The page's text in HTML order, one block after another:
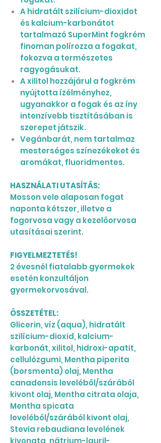
A hidratált szilícium-dioxidot
és kalcium-karbonátot
tartalmazó SuperMint fogkrém
finoman polírozza a fogakat,
fokozva a természetes
ragyogásukat.
A xilitol hozzájárul a fogkrém
nyújtotta ízélményhez,
ugyanakkor a fogak és az íny
intenzívebb tisztításában is
szerepet játszik.
Vegánbarát, nem tartalmaz
mesterséges színezékeket és
aromákat, fluoridmentes.
HASZNÁLATI UTASÍTÁS:
Mosson vele alaposan fogat
naponta kétszer, illetve a
fogorvosa vagy a kezelőorvosa
utasításai szerint.
FIGYELMEZTETÉS!
2 évesnél fiatalabb gyermekek
esetén konzultáljon
gyermekorvosával.
ÖSSZETÉTEL:
Glicerin, víz (aqua), hidratált
szilícium-dioxid, kalcium-
karbonát, xilitol, hidroxi-apatit,
cellulózgumi, Mentha piperita
(borsmenta) olaj, Mentha
canadensis leveléből/szárából
kivont olaj, Mentha citrata olaja,
Mentha spicata
leveléből/szárából kivont olaj,
Stevia rebaudiana levelének
kivonata, nátrium-lauril-